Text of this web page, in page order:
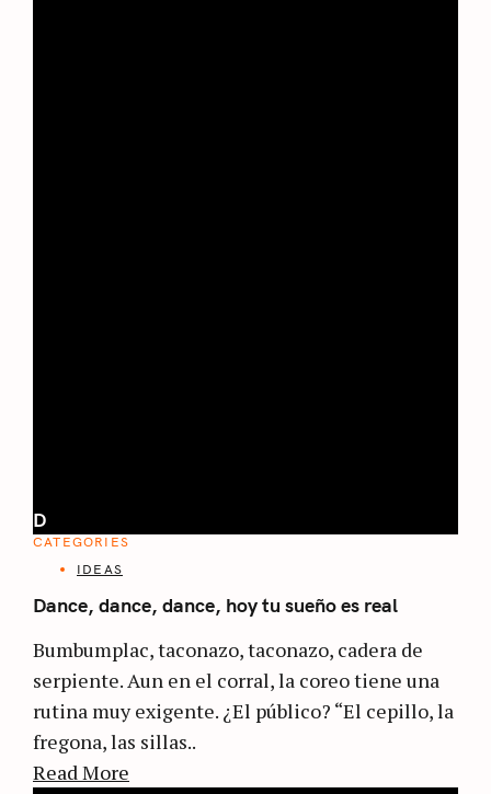
D
CATEGORIES
IDEAS
Dance, dance, dance, hoy tu sueño es real
Bumbumplac, taconazo, taconazo, cadera de
serpiente. Aun en el corral, la coreo tiene una
rutina muy exigente. ¿El público? “El cepillo, la
fregona, las sillas..
Read More